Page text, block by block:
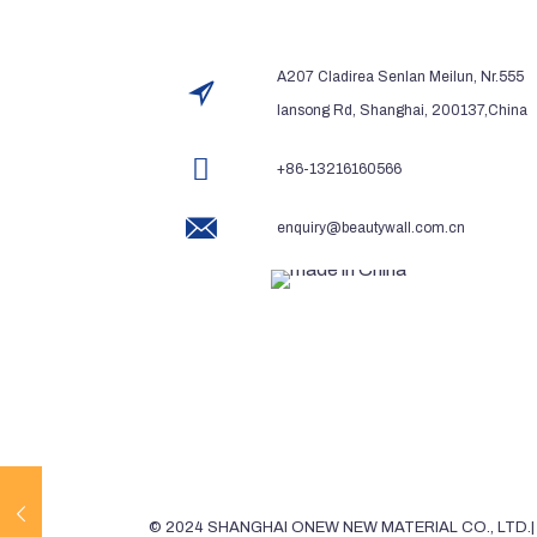
A207 Cladirea Senlan Meilun, Nr.555
lansong Rd, Shanghai, 200137,China
+86-13216160566
enquiry@beautywall.com.cn
© 2024 SHANGHAI ONEW NEW MATERIAL CO.,